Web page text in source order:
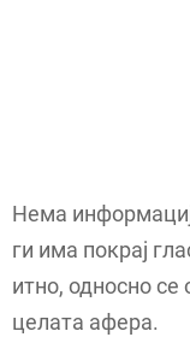
Нема
ги има покрај
итно, односно
целата афера.